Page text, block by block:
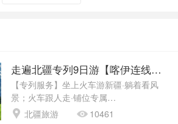
走遍北疆专列9日游【喀伊连线+独
【专列服务】坐上火车游新疆·躺着看风
景；火车跟人走·铺位专属…
北疆旅游
10461